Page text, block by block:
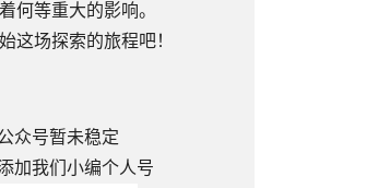
何等重大的影响。
这场探索的旅程吧！
众号暂未稳定
加我们小编个人号